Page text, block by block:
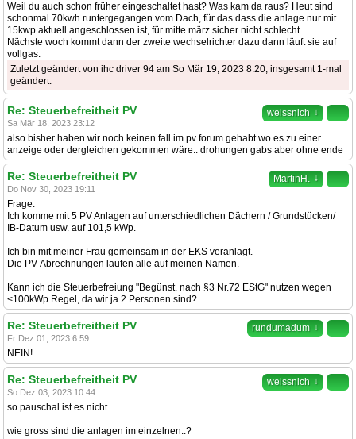
Weil du auch schon früher eingeschaltet hast? Was kam da raus? Heut sind
schonmal 70kwh runtergegangen vom Dach, für das dass die anlage nur mit
15kwp aktuell angeschlossen ist, für mitte märz sicher nicht schlecht.
Nächste woch kommt dann der zweite wechselrichter dazu dann läuft sie auf
vollgas.
Zuletzt geändert von ihc driver 94 am So Mär 19, 2023 8:20, insgesamt 1-mal
geändert.
weissnich ↓
Re: Steuerbefreitheit PV
Sa Mär 18, 2023 23:12
also bisher haben wir noch keinen fall im pv forum gehabt wo es zu einer
anzeige oder dergleichen gekommen wäre.. drohungen gabs aber ohne ende
MartinH. ↓
Re: Steuerbefreitheit PV
Do Nov 30, 2023 19:11
Frage:
Ich komme mit 5 PV Anlagen auf unterschiedlichen Dächern / Grundstücken/
IB-Datum usw. auf 101,5 kWp.
Ich bin mit meiner Frau gemeinsam in der EKS veranlagt.
Die PV-Abrechnungen laufen alle auf meinen Namen.
Kann ich die Steuerbefreiung "Begünst. nach §3 Nr.72 EStG" nutzen wegen
<100kWp Regel, da wir ja 2 Personen sind?
rundumadum ↓
Re: Steuerbefreitheit PV
Fr Dez 01, 2023 6:59
NEIN!
weissnich ↓
Re: Steuerbefreitheit PV
So Dez 03, 2023 10:44
so pauschal ist es nicht..
wie gross sind die anlagen im einzelnen..?